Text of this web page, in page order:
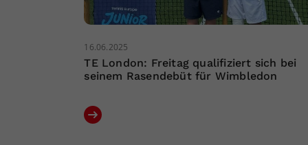
16.06.2025
TE London: Freitag qualifiziert sich bei
seinem Rasendebüt für Wimbledon